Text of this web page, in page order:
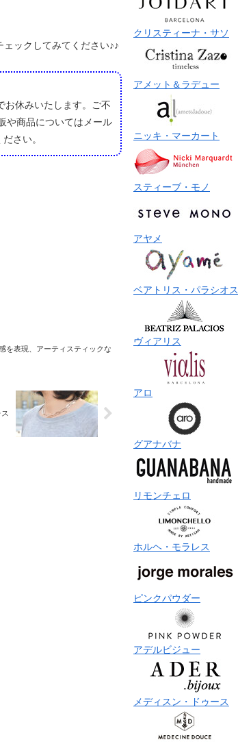
ックしてみてください♪♪
お休みいたします。ご不
や商品についてはメール
さい。
を表現、アーティスティックな
クリスティーナ・サソ
アメット＆ラデュー
ニッキ・マーカート
スティーブ・モノ
アヤメ
ベアトリス・パラシオス
ヴィアリス
アロ
グアナバナ
リモンチェロ
ホルヘ・モラレス
ピンクパウダー
アデルビジュー
メディスン・ドゥース